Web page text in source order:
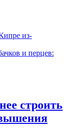
из-
и перцев:
строить